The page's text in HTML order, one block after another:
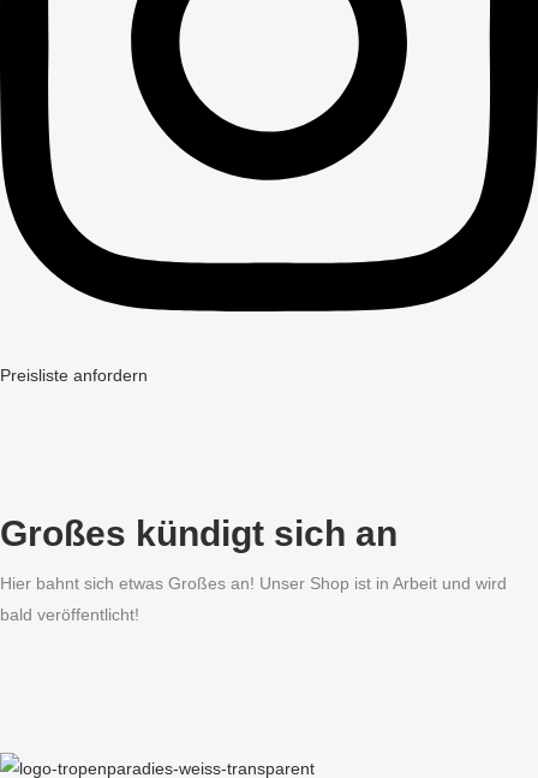
Preisliste anfordern
Großes kündigt sich an
Hier bahnt sich etwas Großes an! Unser Shop ist in Arbeit und wird
bald veröffentlicht!